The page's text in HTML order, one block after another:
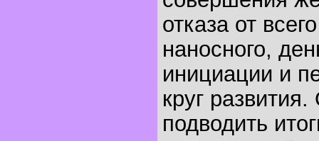
отказа от
наносного,
инициации и
круг
подводить